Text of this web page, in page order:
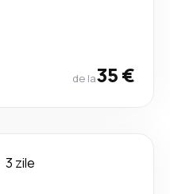
de la35 €
3 zile